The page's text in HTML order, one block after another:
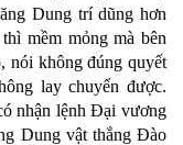
Dung trí dũng hơn
mềm mỏng mà bên
nói không đúng quyết
lay chuyển được.
nhận lệnh Đại vương
Dung vật thắng Đào